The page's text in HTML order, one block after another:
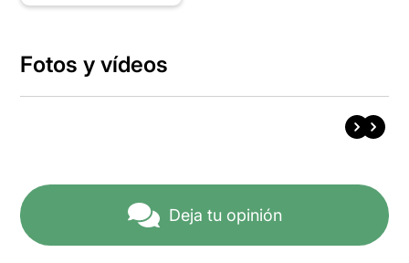
Fotos y vídeos
Deja tu opinión